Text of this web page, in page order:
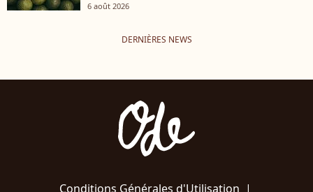
6 août 2026
DERNIÈRES NEWS
Conditions Générales d'Utilisation |